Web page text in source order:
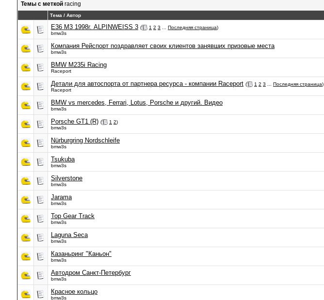
Темы с меткой racing
Тема / Автор
E36 M3 1998г. ALPINWEISS 3 ( 1 2 3 Последняя страница)
bmw3s
Компания Рейспорт поздравляет своих клиентов занявших призовые места
bmw3s
BMW M235i Racing
Raceport
Детали для автоспорта от партнера ресурса - компании Raceport ( 1 2 3 Последняя страница)
Raceport
BMW vs mercedes, Ferrari, Lotus, Porsche и другий. Видео
bmw3s
Porsche GT1 (R) ( 1 2)
bmw3s
Nürburgring Nordschleife
bmw3s
Tsukuba
bmw3s
Silverstone
bmw3s
Jarama
bmw3s
Top Gear Track
bmw3s
Laguna Seca
bmw3s
Казаньринг "Каньон"
bmw3s
Автодром Санкт-Петербург
bmw3s
Красное кольцо
bmw3s